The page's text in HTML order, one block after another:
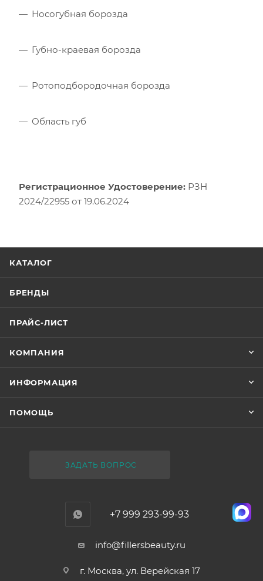
Носогубная борозда
Губно-краевая борозда
Ротоподбородочная борозда
Область губ
Регистрационное Удостоверение: РЗН
2024/22955 от 19.06.2024
КАТАЛОГ
БРЕНДЫ
ПРАЙС-ЛИСТ
КОМПАНИЯ
ИНФОРМАЦИЯ
ПОМОЩЬ
ЗАДАТЬ ВОПРОС
+7 999 293-99-93
info@fillersbeauty.ru
г. Москва, ул. Верейская 17